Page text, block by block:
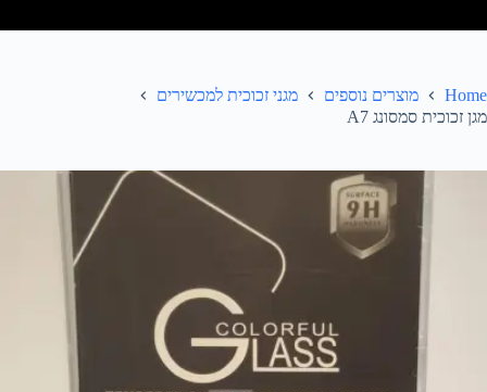
Home מוצרים נוספים
מגני זכוכית למכשירים
מגן זכוכית סמסונג A7